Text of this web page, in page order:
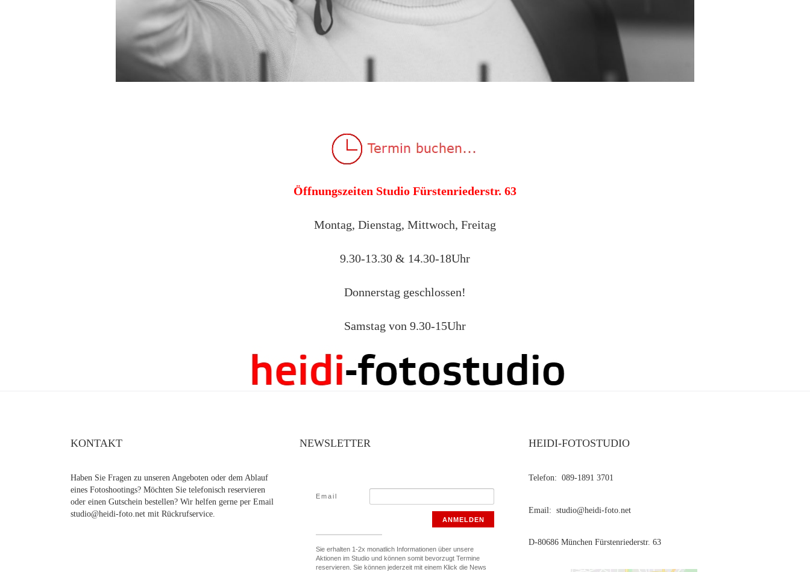
Öffnungszeiten Studio Fürstenriederstr. 63
Montag, Dienstag, Mittwoch, Freitag
9.30-13.30 & 14.30-18Uhr
Donnerstag geschlossen!
Samstag von 9.30-15Uhr
KONTAKT
Haben Sie Fragen zu unseren Angeboten oder dem Ablauf
eines Fotoshootings? Möchten Sie telefonisch reservieren
oder einen Gutschein bestellen? Wir helfen gerne per Email
studio@heidi-foto.net mit Rückrufservice.
NEWSLETTER
Email
ANMELDEN
Sie erhalten 1-2x monatlich Informationen über unsere
Aktionen im Studio und können somit bevorzugt Termine
reservieren. Sie können jederzeit mit einem Klick die News
HEIDI-FOTOSTUDIO
Telefon: 089-1891 3701
Email: studio@heidi-foto.net
D-80686 München Fürstenriederstr. 63